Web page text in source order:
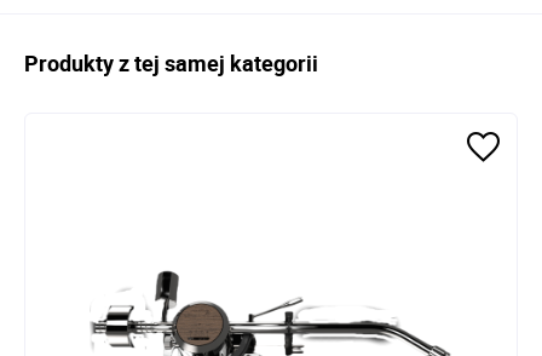
Produkty z tej samej kategorii